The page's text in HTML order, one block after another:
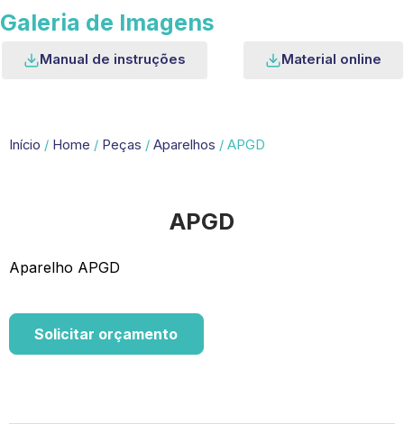
Galeria de Imagens
Manual de instruções Material online
Início / Home / Peças / Aparelhos / APGD
APGD
Aparelho APGD
Solicitar orçamento